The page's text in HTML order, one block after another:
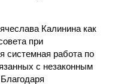
Калинина как
при
системная работа по
с незаконным